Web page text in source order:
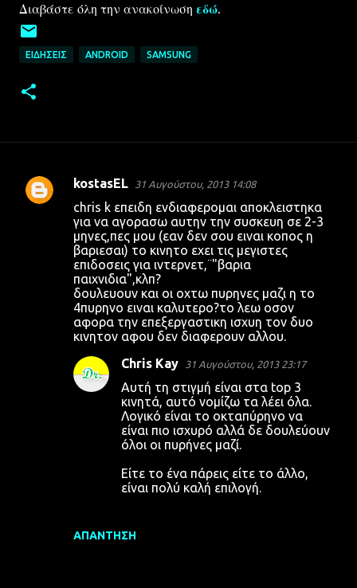
Διαβάστε όλη την ανακοίνωση εδώ.
ΕΙΔΉΣΕΙΣ ANDROID SAMSUNG
Σ
kostasEL 31 Αυγούστου, 2013 14:08
chris k επειδη ενδιαφερομαι αποκλειστηκα
για να αγορασω αυτην την συσκευη σε 2-3
μηνες,πες μου (εαν δεν σου ειναι κοπος η
βαριεσαι) το κινητο εχει τις μεγιστες
επιδοσεις για ιντερνετ,¨"βαρια
παιχνιδια",κλπ?
δουλευουν και οι οχτω πυρηνες μαζι η το
4πυρηνο ειναι καλυτερο?το λεω οσον
αφορα την επεξεργαστικη ισχυη τον δυο
κινητον αφου δεν διαφερουν αλλου.
ΑΠΆΝΤΗΣΗ
Chris Kay 31 Αυγούστου, 2013 23:17
Αυτή τη στιγμή είναι στα top 3
κινητά, αυτό νομίζω τα λέει όλα.
Λογικό είναι το οκταπύρηνο να
είναι πιο ισχυρό αλλά δε δουλεύουν
όλοι οι πυρήνες μαζί.
Είτε το ένα πάρεις είτε το άλλο,
είναι πολύ καλή επιλογή.